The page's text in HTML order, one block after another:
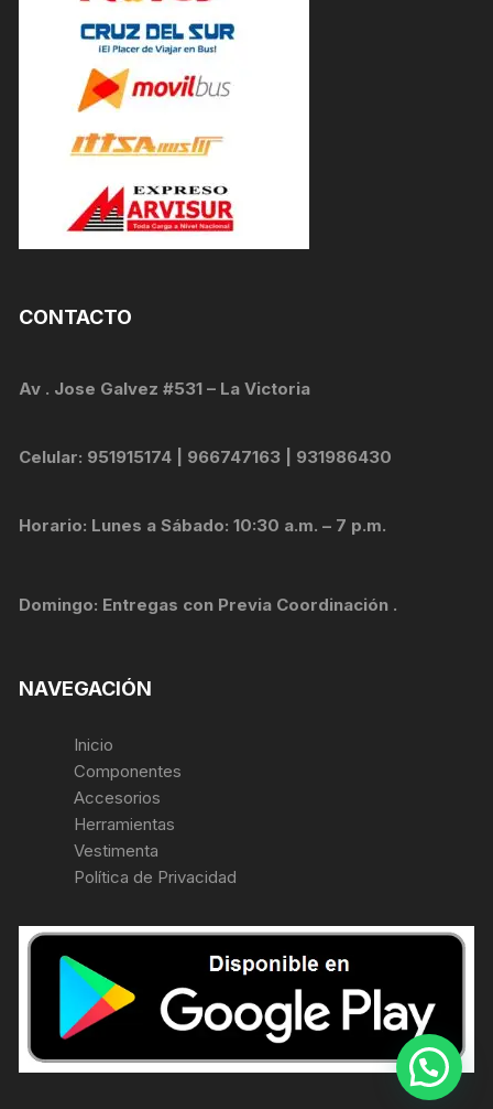
CONTACTO
Av . Jose Galvez #531 – La Victoria
Celular: 951915174 | 966747163 | 931986430
Horario: Lunes a Sábado: 10:30 a.m. – 7 p.m.
Domingo: Entregas con Previa Coordinación .
NAVEGACIÓN
Inicio
Componentes
Accesorios
Herramientas
Vestimenta
Política de Privacidad